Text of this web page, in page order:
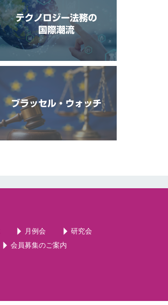
テクノロジー法務の
国際潮流
ブラッセル・ウォッチ
月例会
研究会
会員募集のご案内